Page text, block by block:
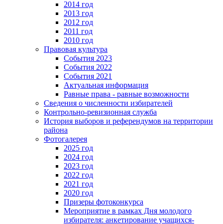
2014 год
2013 год
2012 год
2011 год
2010 год
Правовая культура
События 2023
События 2022
События 2021
Актуальная информация
Равные права - равные возможности
Сведения о численности избирателей
Контрольно-ревизионная служба
История выборов и референдумов на территории
района
Фотогалерея
2025 год
2024 год
2023 год
2022 год
2021 год
2020 год
Призеры фотоконкурса
Мероприятие в рамках Дня молодого
избирателя: анкетирование учащихся-